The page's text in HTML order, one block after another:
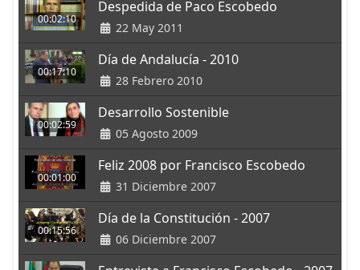
00:02:10
Despedida de Paco Escobedo
22 May 2011
00:17:10
Día de Andalucía - 2010
28 Febrero 2010
00:02:59
Desarrollo Sostenible
05 Agosto 2009
00:01:00
Feliz 2008 por Francisco Escobedo
31 Diciembre 2007
00:15:56
Día de la Constitución - 2007
06 Diciembre 2007